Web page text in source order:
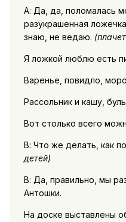
А: Да, да, поломалась
разукрашенная
знаю, не ведаю.
Я ложкой люблю есть
Варенье, повидло,
Рассольник и кашу,
Вот столько всего
В: Что же делать, как
детей)
В: Да, правильно, мы
Антошки.
На доске выставлены